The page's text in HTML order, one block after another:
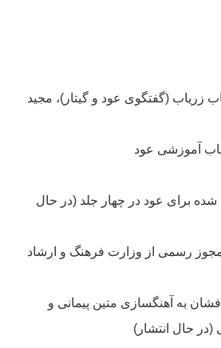
زریاب (گفتگوی عود و گیتار)، مجید
آموزشی عود
برای عود در چهار جلد (در حال
رسمی از وزارت فرهنگ و ارشاد
به آهنگسازی متین پیمانی و
حال انتشار)